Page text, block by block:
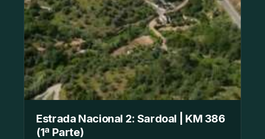
Estrada Nacional 2: Sardoal | KM 386
(1ª Parte)